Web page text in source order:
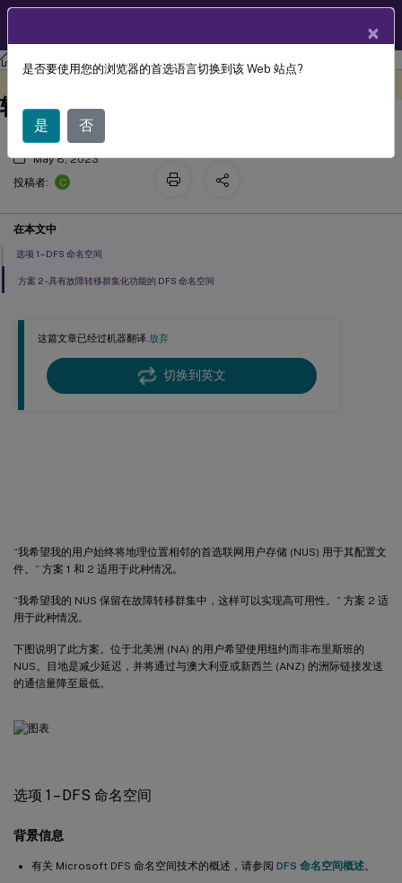
Profile Management Profile Management 2212
这篇文章已经过机器翻译.放弃
切换到英文
“我希望我的用户始终将地理位置相邻的首选联网用户存储 (NUS) 用于其配置文
件。” 方案 1 和 2 适用于此种情况。
“我希望我的 NUS 保留在故障转移群集中，这样可以实现高可用性。” 方案 2 适
用于此种情况。
下图说明了此方案。位于北美洲 (NA) 的用户希望使用纽约而非布里斯班的
NUS。目地是减少延迟，并将通过与澳大利亚或新西兰 (ANZ) 的洲际链接发送
的通信量降至最低。
选项 1 – DFS 命名空间
背景信息
有关 Microsoft DFS 命名空间技术的概述，请参阅 DFS 命名空间概述。
场景 1 - 地理位置相邻的用户存储和故障
转移群集的基本设置
May 8, 2023
投稿者:
C
在本文中
选项 1 – DFS 命名空间
方案 2 - 具有故障转移群集化功能的 DFS 命名空间
×
是否要使用您的浏览器的首选语言切换到该 Web 站点?
是 否